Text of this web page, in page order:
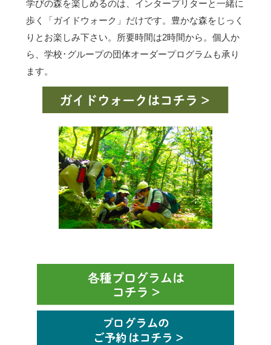
学びの森を楽しめるのは、インタープリターと一緒に
歩く「ガイドウォーク」だけです。豊かな森をじっく
りとお楽しみ下さい。所要時間は2時間から。個人か
ら、学校･グループの団体オーダープログラムも承り
ます。